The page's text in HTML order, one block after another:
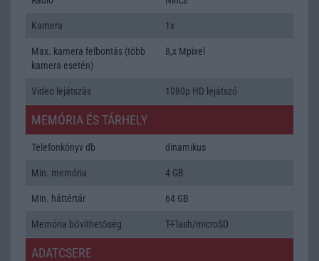
Kamera 1x
Max. kamera felbontás (több
kamera esetén)
8,x Mpixel
Video lejátszás 1080p HD lejátszó
MEMÓRIA ÉS TÁRHELY
Telefonkönyv db dinamikus
Min. memória 4 GB
Min. háttértár 64 GB
Memória bővíthetőség T-Flash/microSD
ADATCSERE